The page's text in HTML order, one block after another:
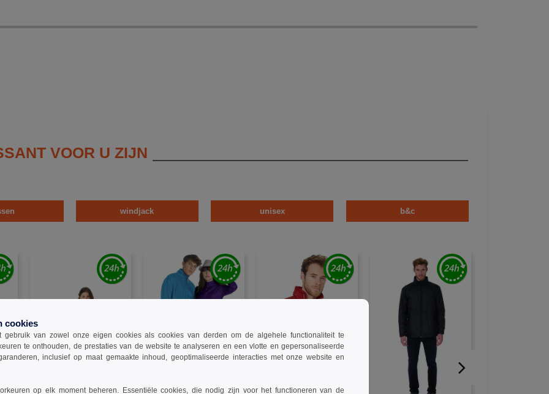
VOOR U ZIJN
windjack unisex b&c
cookies
gebruik van zowel onze eigen cookies als cookies van derden om de algehele functionaliteit te
te onthouden, de prestaties van de website te analyseren en een vlotte en gepersonaliseerde
inclusief op maat gemaakte inhoud, geoptimaliseerde interacties met onze website en
op elk moment beheren. Essentiële cookies, die nodig zijn voor het functioneren van de